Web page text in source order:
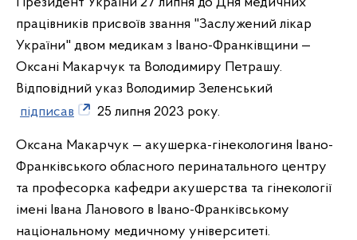
працівників присвоїв звання "Заслужений лікар
України" двом медикам з Івано-Франківщини —
Оксані Макарчук та Володимиру Петрашу.
Відповідний указ Володимир Зеленський
підписав
25 липня 2023 року.
Оксана Макарчук — акушерка-гінекологиня Івано-
Франківського обласного перинатального центру
та професорка кафедри акушерства та гінекології
імені Івана Ланового в Івано-Франківському
національному медичному університеті.